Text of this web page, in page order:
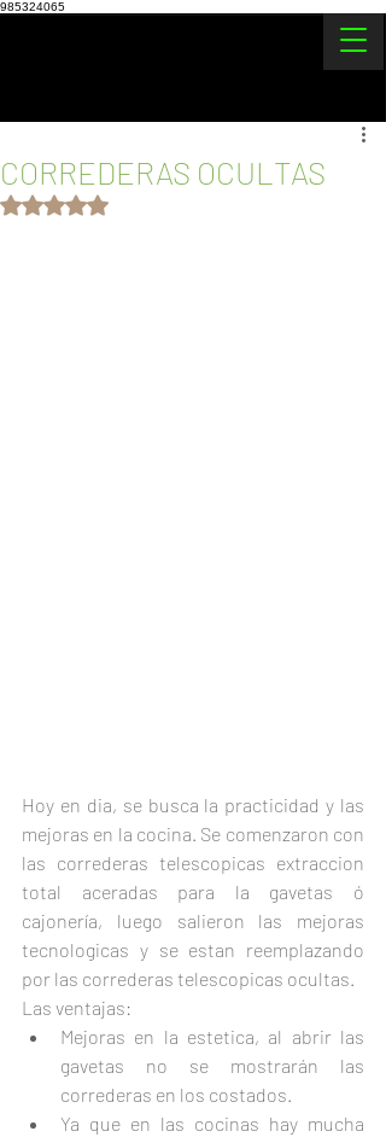
985324065
CORREDERAS OCULTAS
Obtuvo NaN de 5 estrellas.
Hoy en dia, se busca la practicidad y las
mejoras en la cocina. Se comenzaron con
las correderas telescopicas extraccion
total aceradas para la gavetas ó
cajonería, luego salieron las mejoras
tecnologicas y se estan reemplazando
por las correderas telescopicas ocultas.
Las ventajas:
Mejoras en la estetica, al abrir las
gavetas no se mostrarán las
correderas en los costados.
Ya que en las cocinas hay mucha